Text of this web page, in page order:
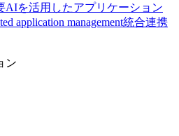
AIを活用したアプリケーション
application management統合連携
ン